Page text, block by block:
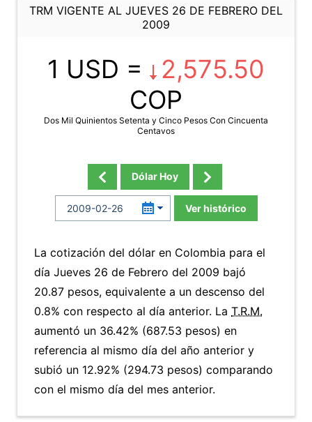
TRM VIGENTE AL JUEVES 26 DE FEBRERO DEL
2009
1 USD =
2,575.50
COP
Dos Mil Quinientos Setenta y Cinco Pesos Con Cincuenta
Centavos
Dólar Hoy
Ver histórico
La cotización del dólar en Colombia para el
día Jueves 26 de Febrero del 2009 bajó
20.87 pesos, equivalente a un descenso del
0.8% con respecto al día anterior. La T.R.M.
aumentó un 36.42% (687.53 pesos) en
referencia al mismo día del año anterior y
subió un 12.92% (294.73 pesos) comparando
con el mismo día del mes anterior.